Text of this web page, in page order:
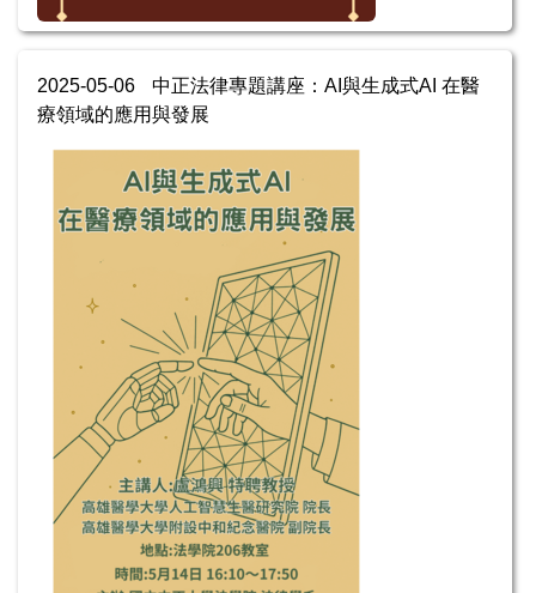
2025-05-06
中正法律專題講座：AI與生成式AI 在醫
療領域的應用與發展